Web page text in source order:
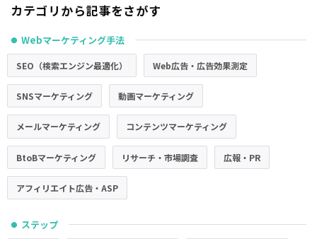
カテゴリから記事をさがす
● Webマーケティング手法
SEO（検索エンジン最適化） Web広告・広告効果測定
SNSマーケティング 動画マーケティング
メールマーケティング コンテンツマーケティング
BtoBマーケティング リサーチ・市場調査 広報・PR
アフィリエイト広告・ASP
● ステップ